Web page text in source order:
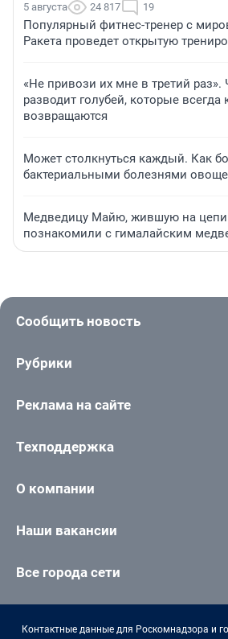
5 августа 24 817 19
Популярный фитнес-тренер с
Ракета проведет открытую
«Не привози их мне в третий раз».
разводит голубей, которые всегда
возвращаются
Может столкнуться каждый. Как
бактериальными болезнями
Медведицу Майю, жившую на
познакомили с гималайским
Сообщить новость
Рубрики
Реклама на сайте
Техподдержка
О компании
Наши вакансии
Все города сети
Контактные данные для Роскомнадзора и